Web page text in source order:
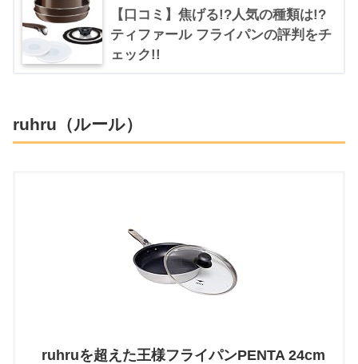
【口コミ】焦げる!?人気の種類は!?
ティファール フライパンの評判をチ
ェック!!
ruhru（ルール）
ruhruを超えた王様フライパンPENTA 24cm